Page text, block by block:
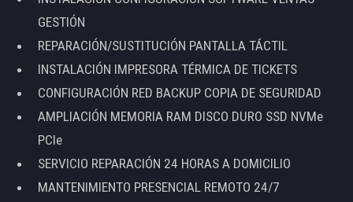
GESTIÓN
REPARACIÓN/SUSTITUCIÓN PANTALLA TÁCTIL
INSTALACIÓN IMPRESORA TÉRMICA DE TICKETS
CONFIGURACIÓN RED BACKUP COPIA DE SEGURIDAD
AMPLIACIÓN MEMORIA RAM DISCO DURO SSD NVMe
PCIe
SERVICIO REPARACIÓN 24 HORAS A DOMICILIO
MANTENIMIENTO PRESENCIAL REMOTO 24/7